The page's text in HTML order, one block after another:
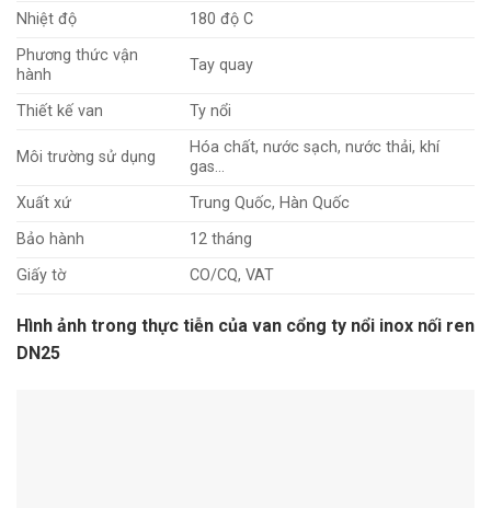
Nhiệt độ
180 độ C
Phương thức vận
hành
Tay quay
Thiết kế van Ty nổi
Môi trường sử dụng
Hóa chất, nước sạch, nước thải, khí
gas…
Xuất xứ
Trung Quốc, Hàn Quốc
Bảo hành
12 tháng
Giấy tờ
CO/CQ, VAT
Hình ảnh trong thực tiễn của van cổng ty nổi inox nối ren
DN25